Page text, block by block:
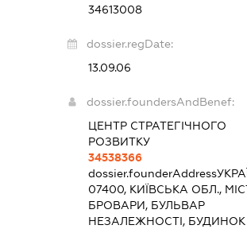
34613008
dossier.regDate:
13.09.06
dossier.foundersAndBenef:
ЦЕНТР СТРАТЕГІЧНОГО
РОЗВИТКУ
34538366
dossier.founderAddress
07400, КИЇВСЬКА ОБЛ.,
БРОВАРИ, БУЛЬВАР
НЕЗАЛЕЖНОСТІ, БУДИНОК